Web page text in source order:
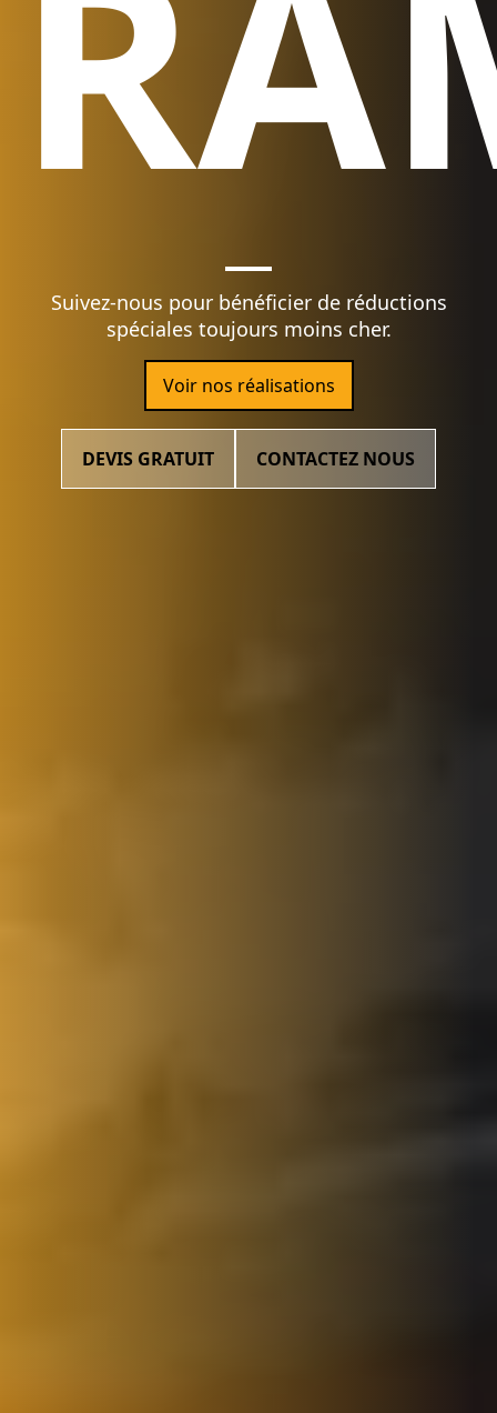
Suivez-nous pour bénéficier de réductions
spéciales toujours moins cher.
Voir nos réalisations
DEVIS GRATUIT CONTACTEZ NOUS